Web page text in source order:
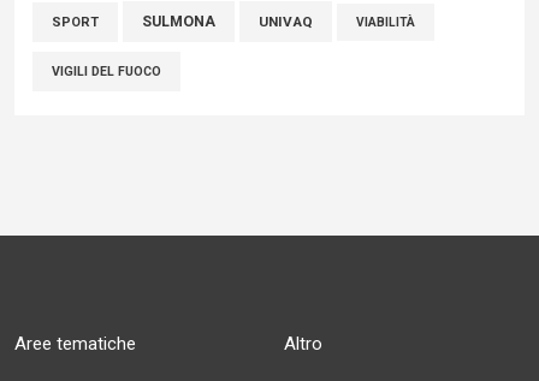
SPORT SULMONA UNIVAQ VIABILITÀ
VIGILI DEL FUOCO
Aree tematiche Altro